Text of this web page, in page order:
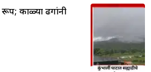
रूप; काळ्या ढगांनी